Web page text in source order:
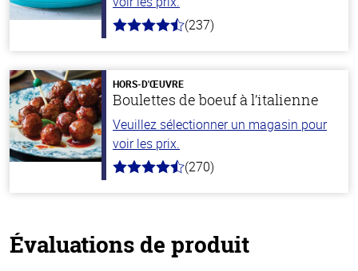
4.6
stars
(237)
HORS-D'ŒUVRE
Boulettes de boeuf à l’italienne
Veuillez sélectionner un magasin pour
voir les prix.
4.5
(270)
Évaluations de produit